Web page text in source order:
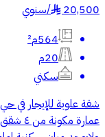
20,500
§
/سنوي
564م²
20م
سكني
شقة علوية للإيجار في